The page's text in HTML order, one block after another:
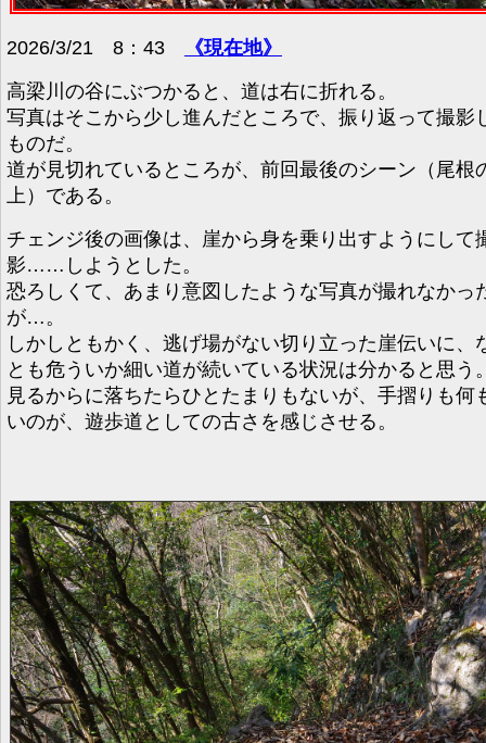
2026/3/21 8：43
《現在地》
高梁川の谷にぶつかると、道は右に折れる。
写真はそこから少し進んだところで、振り返って撮影
ものだ。
道が見切れているところが、前回最後のシーン（尾根
上）である。
チェンジ後の画像は、崖から身を乗り出すようにして
影……しようとした。
恐ろしくて、あまり意図したような写真が撮れなかっ
が…。
しかしともかく、逃げ場がない切り立った崖伝いに、
とも危ういか細い道が続いている状況は分かると思う
見るからに落ちたらひとたまりもないが、手摺りも何
いのが、遊歩道としての古さを感じさせる。